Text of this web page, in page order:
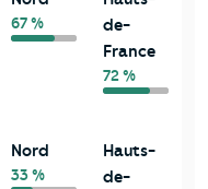
67 %
de-
France
72 %
Nord
33 %
Hauts-
de-